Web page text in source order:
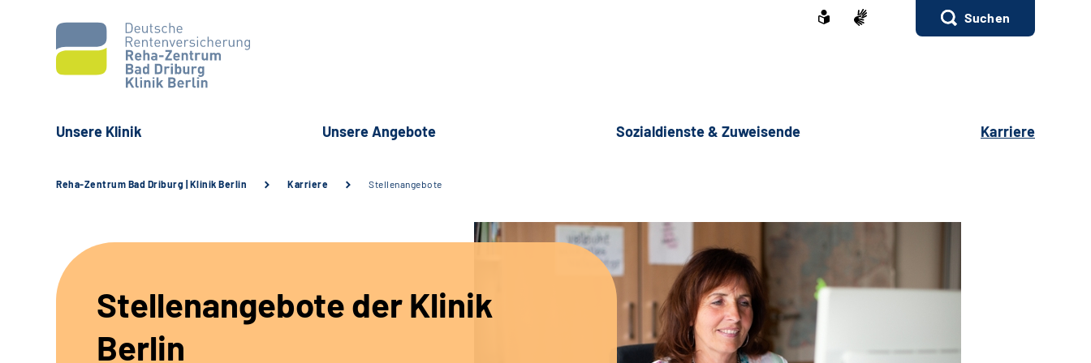
Suchen
Unsere Klinik Unsere Angebote Sozialdienste & Zuweisende Karriere
Reha-Zentrum Bad Driburg | Klinik Berlin Karriere Stellenangebote
Stellenangebote der Klinik
Berlin